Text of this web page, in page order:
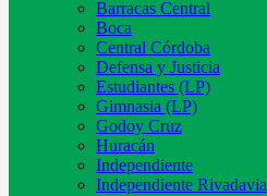
Barracas Central
Boca
Central Córdoba
Defensa y Justicia
Estudiantes (LP)
Gimnasia (LP)
Godoy Cruz
Huracán
Independiente
Independiente Rivadavia